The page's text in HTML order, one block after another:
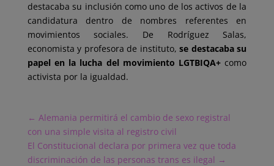
destacaba su inclusión como uno de los activos de la
candidatura dentro de nombres referentes en
movimientos sociales. De Rodríguez Salas,
economista y profesora de instituto, se destacaba su
papel en la lucha del movimiento LGTBIQA+ como
activista por la igualdad.
← Alemania permitirá el cambio de sexo registral
con una simple visita al registro civil
El Constitucional declara por primera vez que toda
discriminación de las personas trans es ilegal →